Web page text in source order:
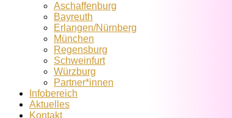
Aschaffenburg
Bayreuth
Erlangen/Nürnberg
München
Regensburg
Schweinfurt
Würzburg
Partner*innen
Infobereich
Aktuelles
Kontakt